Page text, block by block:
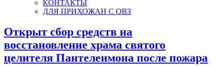
КОНТАКТЫ
ДЛЯ ПРИХОЖАН С ОВЗ
Открыт сбор средств на
восстановление храма святого
целителя Пантелеимона после пожара